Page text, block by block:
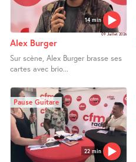
14 min
09 Juillet 2026
Alex Burger
Sur scène, Alex Burger brasse ses
cartes avec brio...
22 min
Pause Guitare